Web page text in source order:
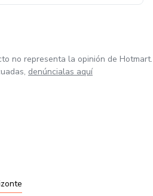
no representa la opinión de Hotmart.
denúncialas aquí